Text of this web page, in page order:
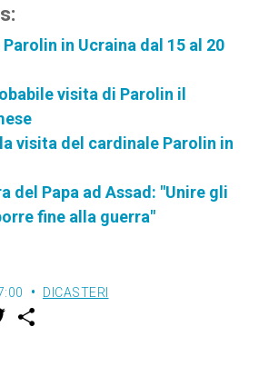
in Ucraina dal 15 al 20
visita di Parolin il
visita del cardinale Parolin in
del Papa ad Assad: "Unire gli
fine alla guerra"
DICASTERI
w